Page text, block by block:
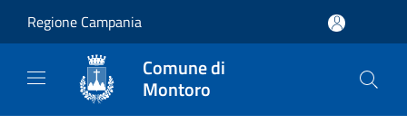
Regione Campania
Comune di
Montoro